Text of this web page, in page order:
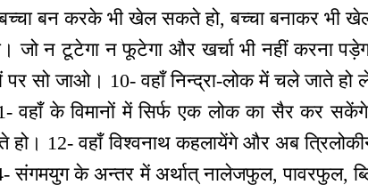
बन करके भी खेल सकते हो, बच्चा बनाकर भी
जो न टूटेगा न फूटेगा और खर्चा भी नहीं करना
पर सो जाओ। 10- वहाँ निन्द्रा-लोक में चले जाते
के विमानों में सिर्फ एक लोक का सैर कर सकेंगे
12- वहाँ विश्वनाथ कहलायेंगे और अब
संगमयुग के अन्तर में अर्थात् नालेजफुल, पावरफुल,